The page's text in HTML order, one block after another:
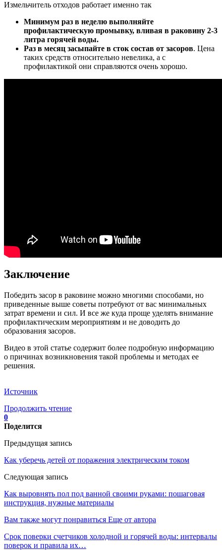
Измельчитель отходов работает именно так
Минимум раз в неделю выполняйте
профилактическую промывку, вливая в раковину 2-3
литра горячей воды.
Раз в месяц засыпайте в сток состав от засоров. Цена
таких средств относительно невелика, а с
профилактикой они справляются очень хорошо.
Заключение
Победить засор в раковине можно многими способами, но
приведенные выше советы потребуют от вас минимальных
затрат времени и сил. И все же куда проще уделять внимание
профилактическим мероприятиям и не доводить до
образования засоров.
Видео в этой статье содержит более подробную информацию
о причинах возникновения такой проблемы и методах ее
решения.
Источник
Продолжить чтение
0
Поделится
Предыдущая запись
Как уберечь детей от поражения электрическим током
Следующая запись
Как выровнять пол под ванной своими руками: пошаговая
инструкция, нужные материалы
Вам также могут понравиться Еще от автора
Срок поверки счетчиков холодной и горячей воды: интервалы
поверок и правила их…